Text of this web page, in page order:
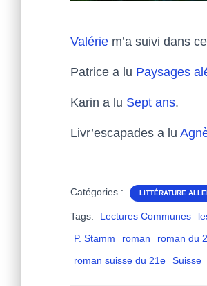
Valérie m’a suivi dans
Patrice a lu Paysages
Karin a lu Sept ans.
Livr’escapades a lu
Catégories : LITTÉRATURE
Tags: Lectures Communes
P. Stamm
roman
roman du
roman suisse du 21e
Suisse